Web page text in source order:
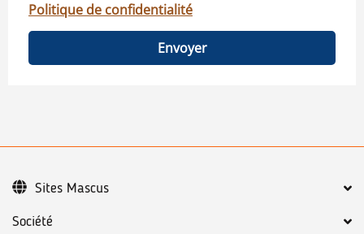
Politique de confidentialité
Envoyer
Société
Sites Mascus